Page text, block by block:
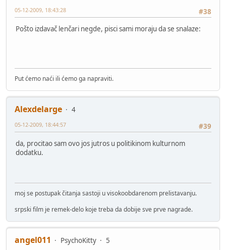
#38
05-12-2009, 18:43:28
Pošto izdavač lenčari negde, pisci sami moraju da se snalaze:
Put ćemo naći ili ćemo ga napraviti.
Alexdelarge
4
#39
05-12-2009, 18:44:57
da, procitao sam ovo jos jutros u politikinom kulturnom
dodatku.
moj se postupak čitanja sastoji u visokoobdarenom prelistavanju.
srpski film je remek-delo koje treba da dobije sve prve nagrade.
angel011 PsychoKitty 5